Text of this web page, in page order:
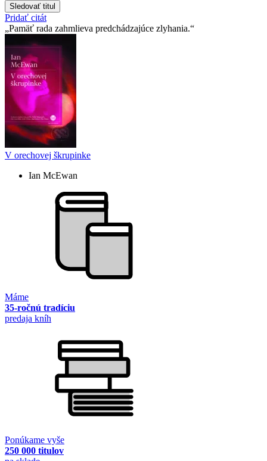
Sledovať titul
Pridať citát
Pamäť rada zahmlieva predchádzajúce zlyhania.
V orechovej škrupinke
Ian McEwan
Máme
35-ročnú tradíciu
predaja kníh
Ponúkame vyše
250 000 titulov